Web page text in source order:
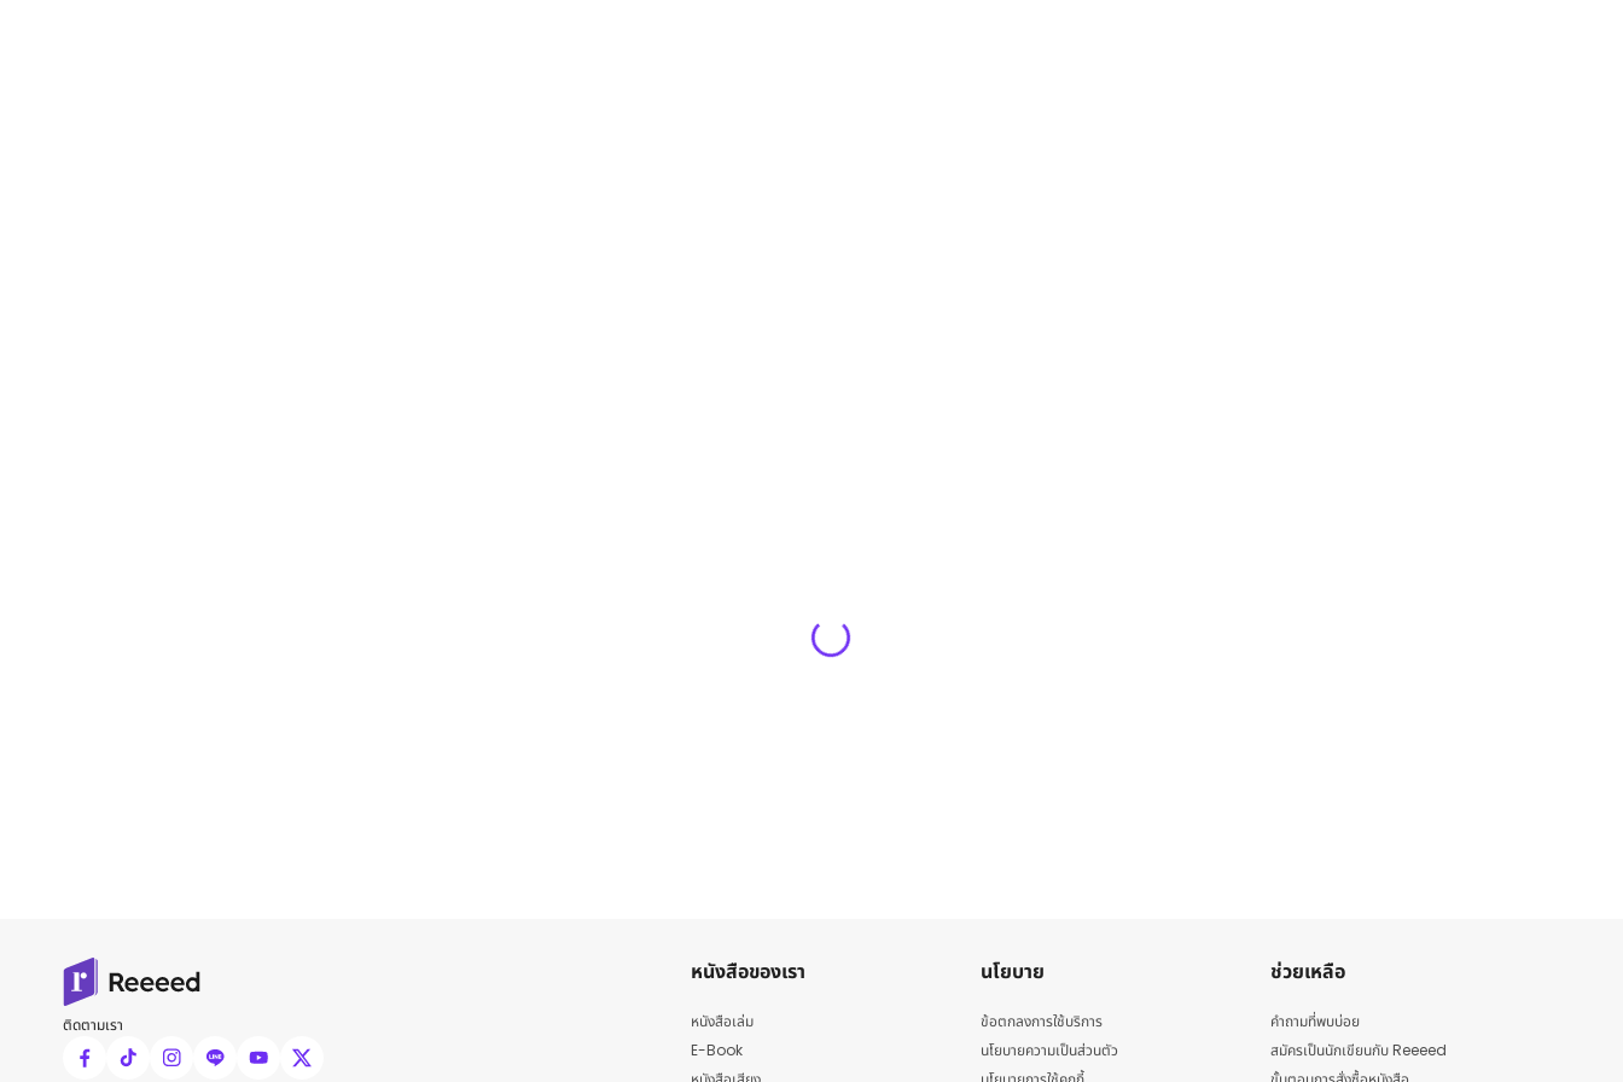
ติดตามเรา
หนังสือของเรา
หนังสือเล่ม
E-Book
นโยบาย
ข้อตกลงการใช้บริการ
นโยบายความเป็นส่วนตัว
ช่วยเหลือ
คำถามที่พบบ่อย
สมัครเป็นนักเขียนกับ Reeeed